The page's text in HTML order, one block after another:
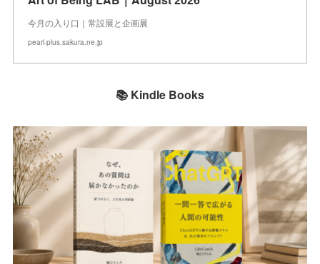
今月の入り口｜常設展と企画展
pearl-plus.sakura.ne.jp
📚 Kindle Books